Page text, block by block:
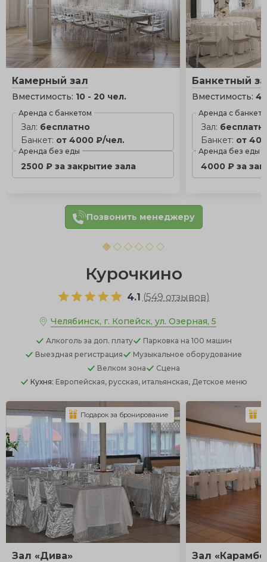
Камерный зал
Вместимость: 10 - 20 чел.
Аренда с банкетом
Зал: бесплатно
Банкет: от 4000 ₽/чел.
Аренда без еды
2500 ₽ за закрытие зала
Банкетный
Вместимость:
Аренда с
Зал:
Банкет: от
Аренда без еды
4000 ₽ за
Позвонить менеджеру
Курочкино
4.1 (549 отзывов)
Челябинск, г. Копейск, ул. Озерная, 5
Алкоголь за доп. плату Парковка на 100 машин
Выездная регистрация
Музыкальное оборудование
Велком зона
Сцена
Кухня: Европейская, русская, итальянская, Детское меню
Зал «Дива»
Подарок за бронирование
Зал